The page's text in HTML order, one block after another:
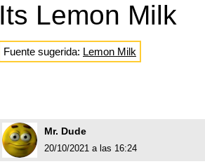
Its Lemon Milk
Fuente sugerida: Lemon Milk
Mr. Dude
20/10/2021 a las 16:24